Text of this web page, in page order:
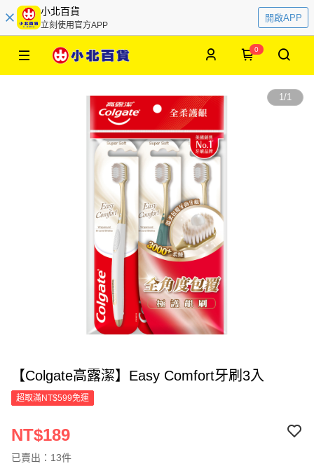
小北百貨
立刻使用官方APP
開啟APP
0
1/1
【Colgate高露潔】Easy Comfort牙刷3入
超取滿NT$599免運
NT$189
已賣出：13件